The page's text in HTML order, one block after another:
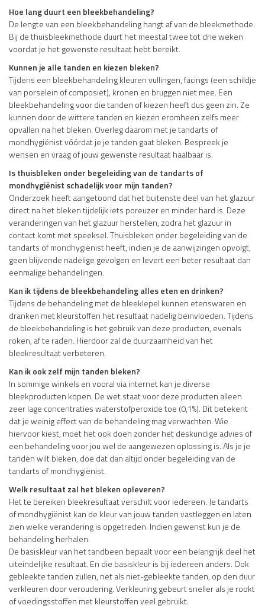
Hoe lang duurt een bleekbehandeling?
De lengte van een bleekbehandeling hangt af van de bleekmethode.
Bij de thuisbleekmethode duurt het meestal twee tot drie weken
voordat je het gewenste resultaat hebt bereikt.
Kunnen je alle tanden en kiezen bleken?
Tijdens een bleekbehandeling kleuren vullingen, facings (een schildje
van porselein of composiet), kronen en bruggen niet mee. Een
bleekbehandeling voor die tanden of kiezen heeft dus geen zin. Ze
kunnen door de wittere tanden en kiezen eromheen zelfs meer
opvallen na het bleken. Overleg daarom met je tandarts of
mondhygiënist vóórdat je je tanden gaat bleken. Bespreek je
wensen en vraag of jouw gewenste resultaat haalbaar is.
Is thuisbleken onder begeleiding van de tandarts of
mondhygiënist schadelijk voor mijn tanden?
Onderzoek heeft aangetoond dat het buitenste deel van het glazuur
direct na het bleken tijdelijk iets poreuzer en minder hard is. Deze
veranderingen van het glazuur herstellen, zodra het glazuur in
contact komt met speeksel. Thuisbleken onder begeleiding van de
tandarts of mondhygiënist heeft, indien je de aanwijzingen opvolgt,
geen blijvende nadelige gevolgen en levert een beter resultaat dan
eenmalige behandelingen.
Kan ik tijdens de bleekbehandeling alles eten en drinken?
Tijdens de behandeling met de bleeklepel kunnen etenswaren en
dranken met kleurstoffen het resultaat nadelig beïnvloeden. Tijdens
de bleekbehandeling is het gebruik van deze producten, evenals
roken, af te raden. Hierdoor zal de duurzaamheid van het
bleekresultaat verbeteren.
Kan ik ook zelf mijn tanden bleken?
In sommige winkels en vooral via internet kan je diverse
bleekproducten kopen. De wet staat voor deze producten alleen
zeer lage concentraties waterstofperoxide toe (0,1%). Dit betekent
dat je weinig effect van de behandeling mag verwachten. Wie
hiervoor kiest, moet het ook doen zonder het deskundige advies of
een behandeling voor jou wel de aangewezen oplossing is. Als je je
tanden wilt bleken, doe dat dan altijd onder begeleiding van de
tandarts of mondhygiënist.
Welk resultaat zal het bleken opleveren?
Het te bereiken bleekresultaat verschilt voor iedereen. Je tandarts
of mondhygiënist kan de kleur van jouw tanden vastleggen en laten
zien welke verandering is opgetreden. Indien gewenst kun je de
behandeling herhalen.
De basiskleur van het tandbeen bepaalt voor een belangrijk deel het
uiteindelijke resultaat. En die basiskleur is bij iedereen anders. Ook
gebleekte tanden zullen, net als niet-gebleekte tanden, op den duur
verkleuren door veroudering. Verkleuring gebeurt sneller als je rookt
of voedingsstoffen met kleurstoffen veel gebruikt.